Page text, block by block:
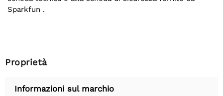
Sparkfun .
Proprietà
Informazioni sul marchio